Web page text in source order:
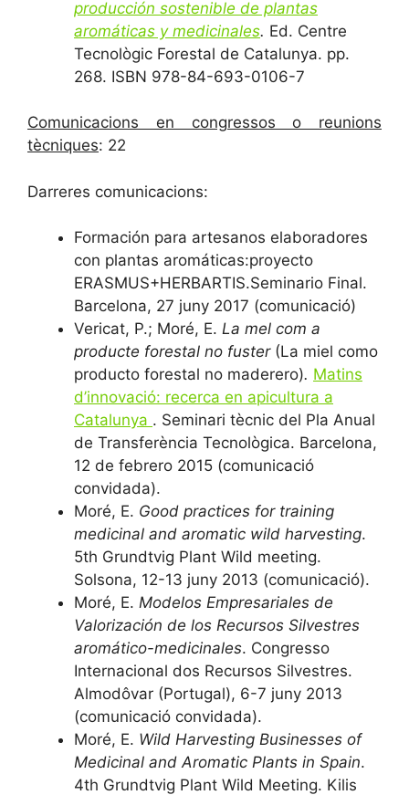
producción sostenible de plantas
aromáticas y medicinales. Ed. Centre
Tecnològic Forestal de Catalunya. pp.
268. ISBN 978-84-693-0106-7
Comunicacions en congressos o reunions
tècniques: 22
Darreres comunicacions:
Formación para artesanos elaboradores
con plantas aromáticas:proyecto
ERASMUS+HERBARTIS.Seminario Final.
Barcelona, 27 juny 2017 (comunicació)
Vericat, P.; Moré, E. La mel com a
producte forestal no fuster (La miel como
producto forestal no maderero). Matins
d’innovació: recerca en apicultura a
Catalunya . Seminari tècnic del Pla Anual
de Transferència Tecnològica. Barcelona,
12 de febrero 2015 (comunicació
convidada).
Moré, E. Good practices for training
medicinal and aromatic wild harvesting.
5th Grundtvig Plant Wild meeting.
Solsona, 12-13 juny 2013 (comunicació).
Moré, E. Modelos Empresariales de
Valorización de los Recursos Silvestres
aromático-medicinales. Congresso
Internacional dos Recursos Silvestres.
Almodôvar (Portugal), 6-7 juny 2013
(comunicació convidada).
Moré, E. Wild Harvesting Businesses of
Medicinal and Aromatic Plants in Spain.
4th Grundtvig Plant Wild Meeting. Kilis